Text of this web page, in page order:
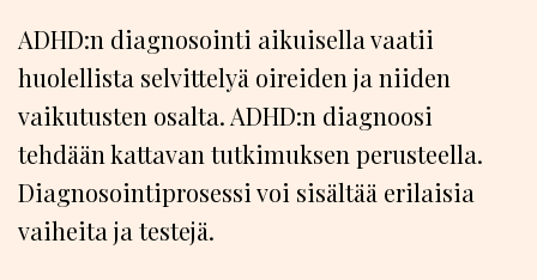
ADHD:n diagnosointi aikuisella vaatii
huolellista selvittelyä oireiden ja niiden
vaikutusten osalta. ADHD:n diagnoosi
tehdään kattavan tutkimuksen perusteella.
Diagnosointiprosessi voi sisältää erilaisia
vaiheita ja testejä.